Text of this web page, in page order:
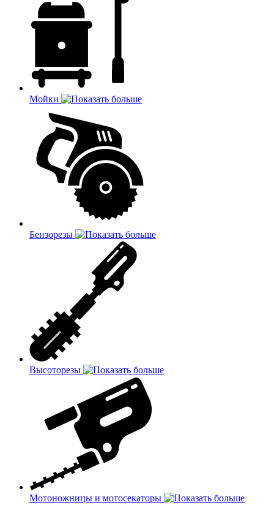
Мойки
Бензорезы
Высоторезы
Мотоножницы и мотосекаторы